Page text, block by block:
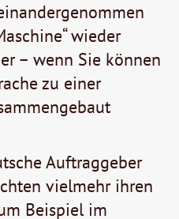
wieder
– wenn Sie können
zu einer
Auftraggeber
vielmehr ihren
Beispiel im